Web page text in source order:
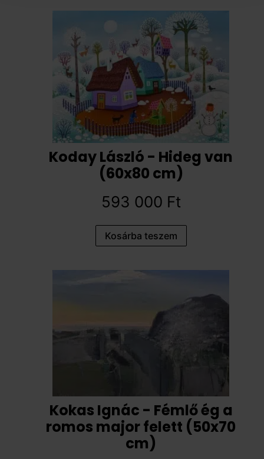
Koday László - Hideg van
(60x80 cm)
593 000 Ft
Kosárba teszem
Kokas Ignác - Fémlő ég a
romos major felett (50x70
cm)